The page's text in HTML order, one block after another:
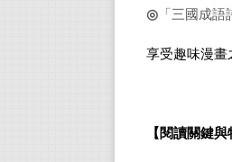
◎ 「三國成
享受趣味漫畫
【閱讀關鍵與